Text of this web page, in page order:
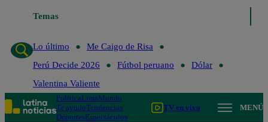
Temas
Lo último
Me Caigo de Risa
Perú Decide 2026
Fútbol peruano
Dólar
Valentina Valiente
PolíticaLimaMundo
Te ayudoTendencias
DeportesEspectáculos
TV en vivo MENÚ